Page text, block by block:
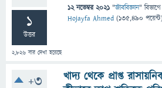
1
উত্তর
2,826 বার দেখা হয়েছে
12 নভেম্বর 2021 "জীববিজ্ঞান" বিভাগে
Hojayfa Ahmed (135,490 পয়েন্ট)
+3
খাদ্য থেকে প্রাপ্ত